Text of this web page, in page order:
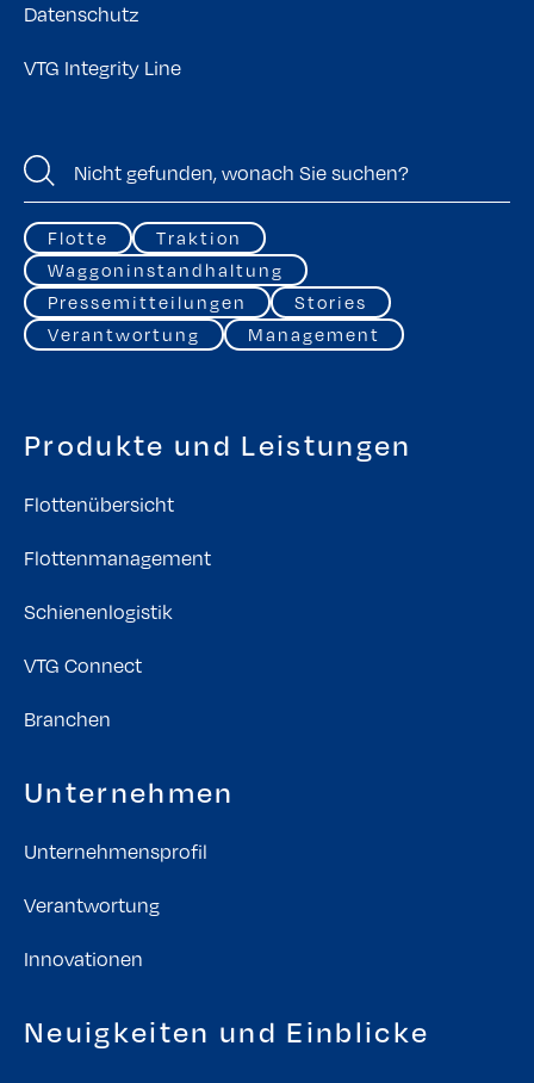
Datenschutz
VTG Integrity Line
Flotte
Traktion
Waggoninstandhaltung
Pressemitteilungen
Stories
Verantwortung
Management
Produkte und Leistungen
Flottenübersicht
Flottenmanagement
Schienenlogistik
VTG Connect
Branchen
Unternehmen
Unternehmensprofil
Verantwortung
Innovationen
Neuigkeiten und Einblicke